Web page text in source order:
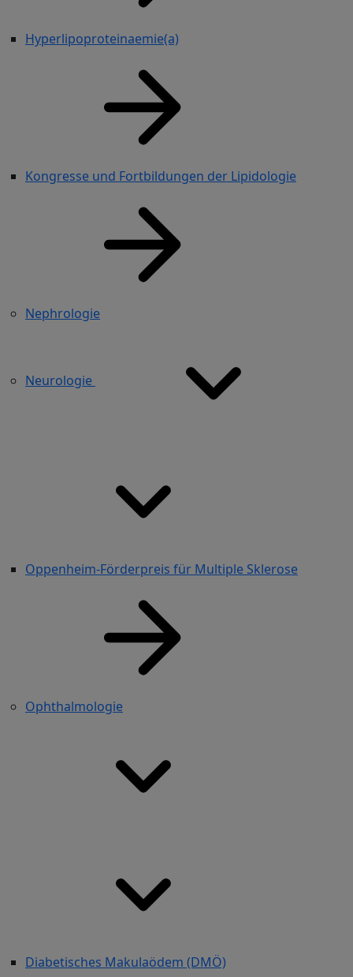
Hyperlipoproteinaemie(a)
Kongresse und Fortbildungen der Lipidologie
Nephrologie
Neurologie
Oppenheim-Förderpreis für Multiple Sklerose
Ophthalmologie
Diabetisches Makulaödem (DMÖ)